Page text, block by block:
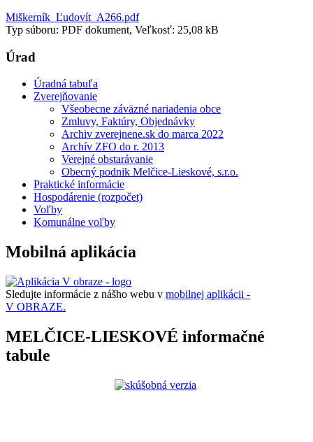
Miškerník_Ľudovít_A266.pdf
Typ súboru: PDF dokument, Veľkosť: 25,08 kB
Úrad
Úradná tabuľa
Zverejňovanie
Všeobecne záväzné nariadenia obce
Zmluvy, Faktúry, Objednávky
Archiv zverejnene.sk do marca 2022
Archív ZFO do r. 2013
Verejné obstarávanie
Obecný podnik Melčice-Lieskové, s.r.o.
Praktické informácie
Hospodárenie (rozpočet)
Voľby
Komunálne voľby
Mobilná aplikácia
Sledujte informácie z nášho webu v mobilnej aplikácii -
V OBRAZE.
MELČICE-LIESKOVÉ informačné
tabule